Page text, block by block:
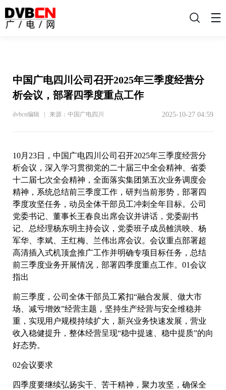
搜
中国广电四川公司召开2025年三季度经营分
析会议，部署四季度重点工作
dvbcn编辑 | 来源：中国广电四川 2025-10-27 04:59
10月23日，中国广电四川公司召开2025年三季度经营分
析会议，深入学习贯彻党的二十届三中全会精神、省委
十二届七次全会精神，全面落实集团第五次业务调度会
精神，系统总结前三季度工作，研判当前形势，部署四
季度攻坚任务，动员全体干部员工冲刺全年目标。公司
党委书记、董事长王春良出席会议并讲话，党委副书
记、总经理杨东明主持会议，党委班子成员雒洪映、杨
军华、李斌、王红梅、兰伟出席会议。会议重点部署超
高清插入式机顶盒推广工作并明确专项目标任务，总结
前三季度业务开展情况，部署四季度重点工作。01会议
指出
前三季度，公司全体干部员工紧扣“融合发展、做大市
场、减亏增效”经营主题，坚持生产经营与安全维稳并
重，实现用户规模持续扩大，新兴业务快速发展，营业
收入稳健提升，整体经营呈现“稳中提速、稳中提质”的向
好态势。
02会议要求
四季度要继续弘扬实干、苦干精神，聚力攻坚，确保全